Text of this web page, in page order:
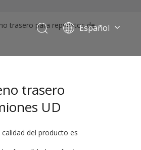
Español
Pусский
trasero para repuestos de
trasero
UD
del producto es